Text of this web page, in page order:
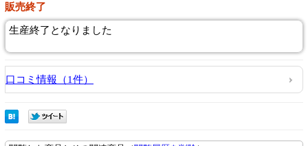
販売終了
生産終了となりました
口コミ情報（1件）